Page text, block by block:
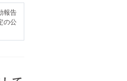
報告
の公